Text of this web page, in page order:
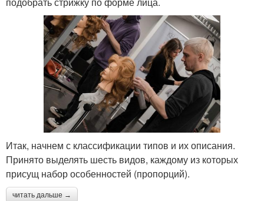
Итак, начнем с классификации типов и их описания.
Принято выделять шесть видов, каждому из которых
присущ набор особенностей (пропорций).
читать дальше →